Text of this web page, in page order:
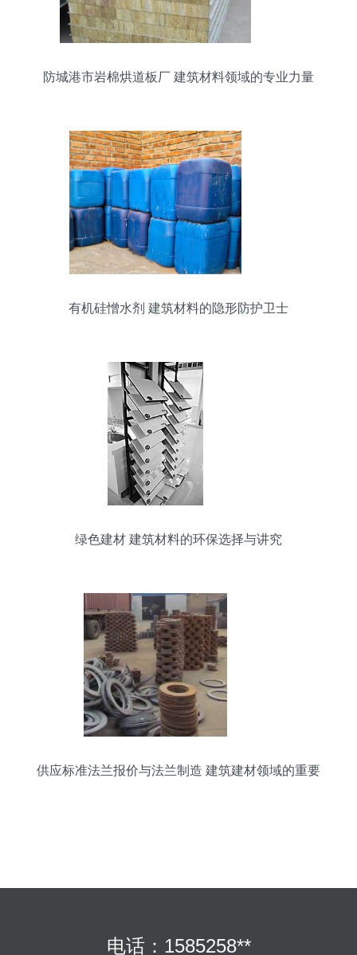
防城港市岩棉烘道板厂 建筑材料领域的专业力量
有机硅憎水剂 建筑材料的隐形防护卫士
绿色建材 建筑材料的环保选择与讲究
供应标准法兰报价与法兰制造 建筑建材领域的重要
电话：1585258**